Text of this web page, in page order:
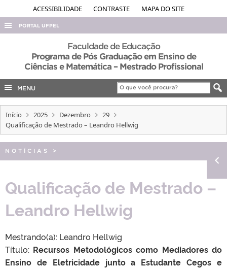
ACESSIBILIDADE CONTRASTE MAPA DO SITE
PORTAL UFPEL
ACESSO À INFORMAÇÃO
AUDITORIA
EDITAIS
INTERNACIONAL
Faculdade de Educação
Programa de Pós Graduação em Ensino de
Ciências e Matemática – Mestrado Profissional
MENU
Início 2025 Dezembro
29
Qualificação de Mestrado – Leandro Hellwig
NOTÍCIAS >
Qualificação de Mestrado –
Leandro Hellwig
Mestrando(a): Leandro Hellwig
Título: Recursos Metodológicos como Mediadores do
Ensino de Eletricidade junto a Estudante Cegos e